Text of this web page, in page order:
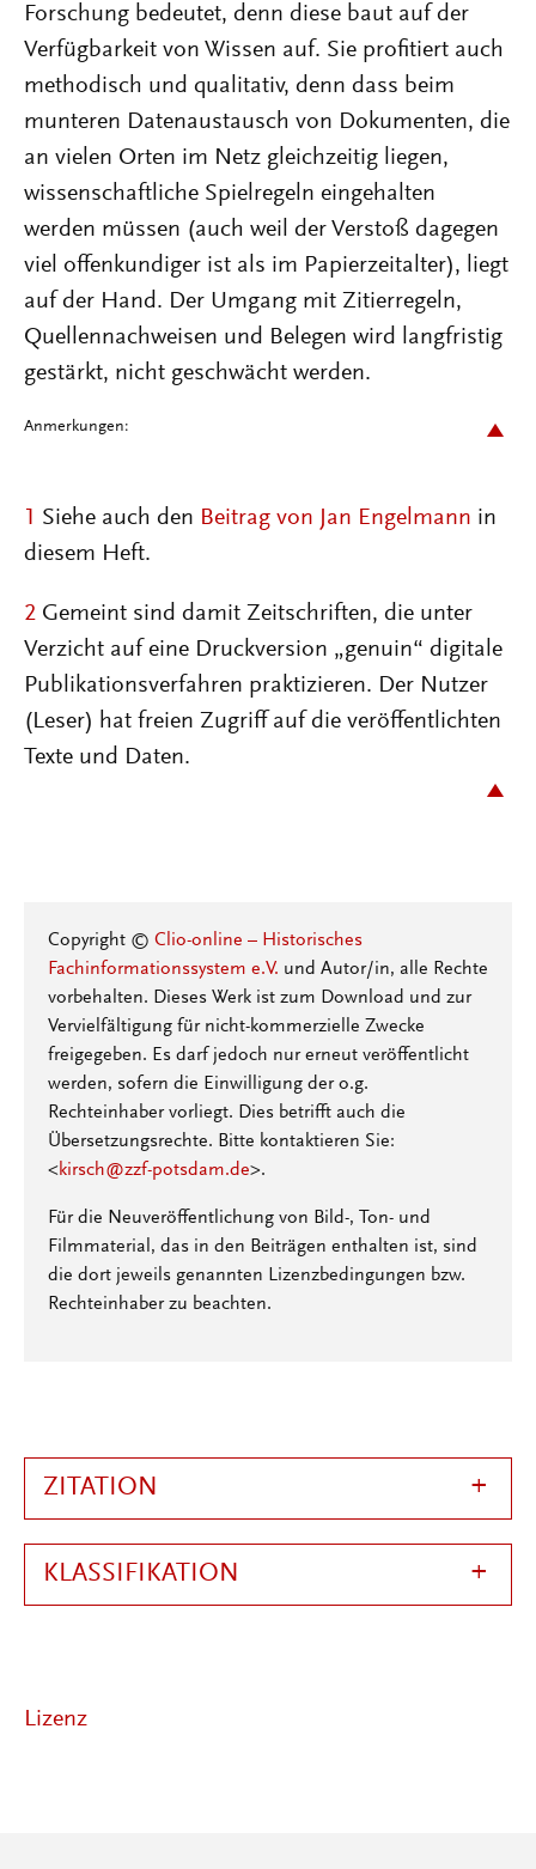
Forschung bedeutet, denn diese baut auf der
Verfügbarkeit von Wissen auf. Sie profitiert auch
methodisch und qualitativ, denn dass beim
munteren Datenaustausch von Dokumenten, die
an vielen Orten im Netz gleichzeitig liegen,
wissenschaftliche Spielregeln eingehalten
werden müssen (auch weil der Verstoß dagegen
viel offenkundiger ist als im Papierzeitalter), liegt
auf der Hand. Der Umgang mit Zitierregeln,
Quellennachweisen und Belegen wird langfristig
gestärkt, nicht geschwächt werden.
Anmerkungen:
1 Siehe auch den Beitrag von Jan Engelmann in
diesem Heft.
2 Gemeint sind damit Zeitschriften, die unter
Verzicht auf eine Druckversion „genuin“ digitale
Publikationsverfahren praktizieren. Der Nutzer
(Leser) hat freien Zugriff auf die veröffentlichten
Texte und Daten.
Copyright © Clio-online – Historisches
Fachinformationssystem e.V. und Autor/in, alle Rechte
vorbehalten. Dieses Werk ist zum Download und zur
Vervielfältigung für nicht-kommerzielle Zwecke
freigegeben. Es darf jedoch nur erneut veröffentlicht
werden, sofern die Einwilligung der o.g.
Rechteinhaber vorliegt. Dies betrifft auch die
Übersetzungsrechte. Bitte kontaktieren Sie:
<kirsch@zzf-potsdam.de>.
Für die Neuveröffentlichung von Bild-, Ton- und
Filmmaterial, das in den Beiträgen enthalten ist, sind
die dort jeweils genannten Lizenzbedingungen bzw.
Rechteinhaber zu beachten.
ZITATION
KLASSIFIKATION
Lizenz